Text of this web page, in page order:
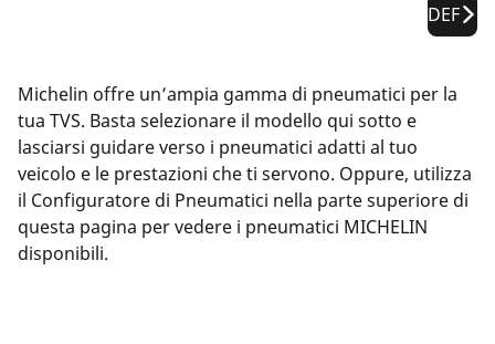
DEF
Michelin offre un’ampia gamma di pneumatici per la
tua TVS. Basta selezionare il modello qui sotto e
lasciarsi guidare verso i pneumatici adatti al tuo
veicolo e le prestazioni che ti servono. Oppure, utilizza
il Configuratore di Pneumatici nella parte superiore di
questa pagina per vedere i pneumatici MICHELIN
disponibili.